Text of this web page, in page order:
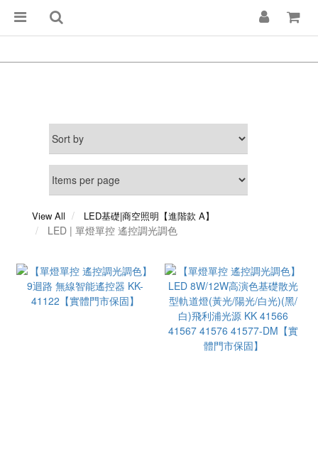
View All LED基礎|商空照明【進階款 A】
LED | 單燈單控 遙控調光調色